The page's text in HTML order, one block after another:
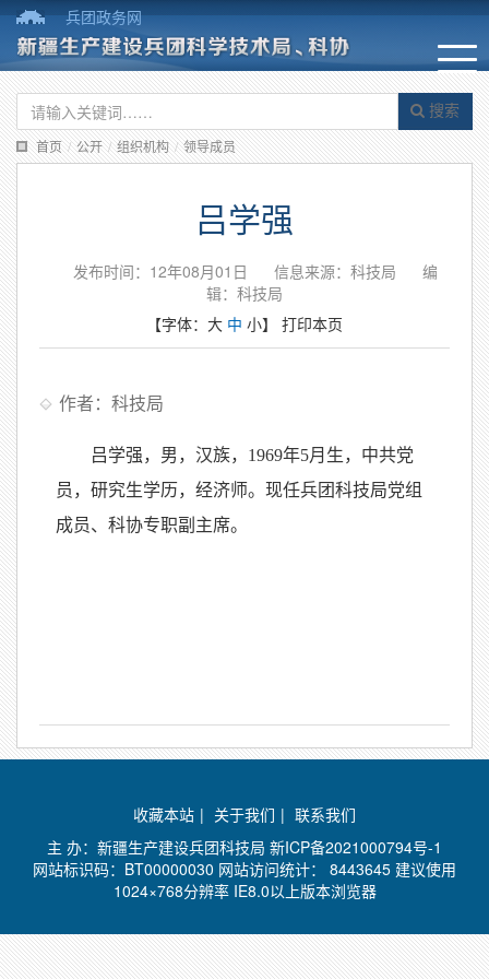
兵团政务网
搜索
首页 / 公开 / 组织机构 / 领导成员
吕学强
发布时间：12年08月01日 信息来源：科技局
编
辑：科技局
【字体： 大 中 小】 打印本页
作者：科技局
吕学强，男，汉族，1969年5月生，中共党
员，研究生学历，经济师。现任兵团科技局党组
成员、科协专职副主席。
收藏本站 | 关于我们 | 联系我们
主 办：新疆生产建设兵团科技局 新ICP备2021000794号-1
网站标识码：BT00000030 网站访问统计： 8443645 建议使用
1024×768分辨率 IE8.0以上版本浏览器